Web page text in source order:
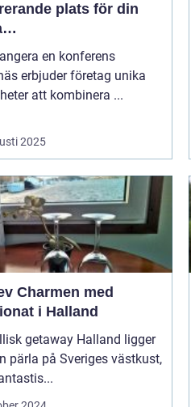
plats för din
en konferens
erbjuder företag unika
att kombinera ...
2025
Charmen med
i Halland
getaway Halland ligger
pärla på Sveriges västkust,